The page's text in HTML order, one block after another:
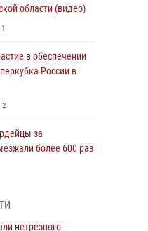
области (видео)
1
в обеспечении
России в
2
за
более 600 раз
сотрудники
следам» задержали
нетрезвого